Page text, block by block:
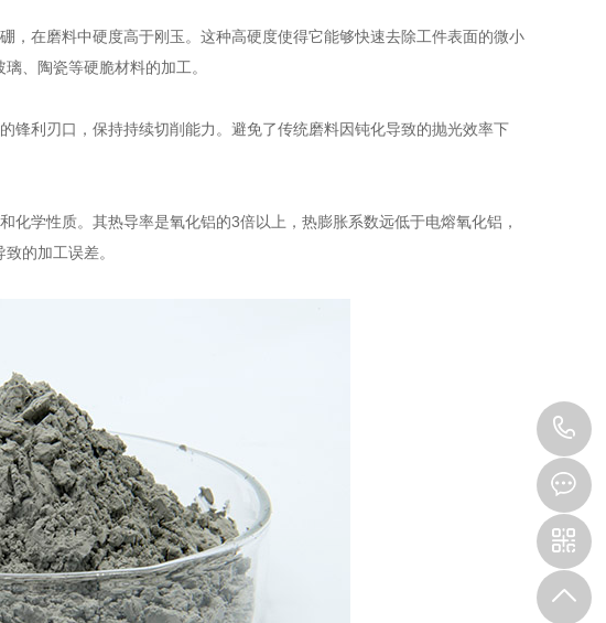
在磨料中硬度高于刚玉。这种高硬度使得它能够快速去除工件表面的微小
、陶瓷等硬脆材料的加工。
利刃口，保持持续切削能力。避免了传统磨料因钝化导致的抛光效率下
学性质。其热导率是氧化铝的3倍以上，热膨胀系数远低于电熔氧化铝，
的加工误差。